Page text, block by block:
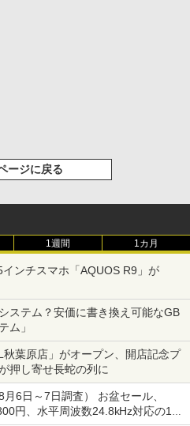
ージに戻る
1週間 1カ月
ンチスマホ「AQUOS R9」が
ステム？安価に書き換え可能なGB
ム」
葉原店」がオープン、開店記念プ
押し寄せ長蛇の列に
6日～7日調査） お盆セール、
円、水平周波数24.8kHz対応の17